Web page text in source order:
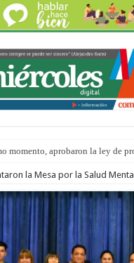
momento, aprobaron la ley de
la Mesa por la Salud